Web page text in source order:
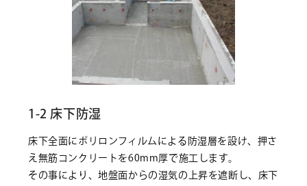
1-2 床下防湿
床下全面にポリロンフィルムによる防湿層を設け、押さ
え無筋コンクリートを60mm厚で施工します。
その事により、地盤面からの湿気の上昇を遮断し、床下